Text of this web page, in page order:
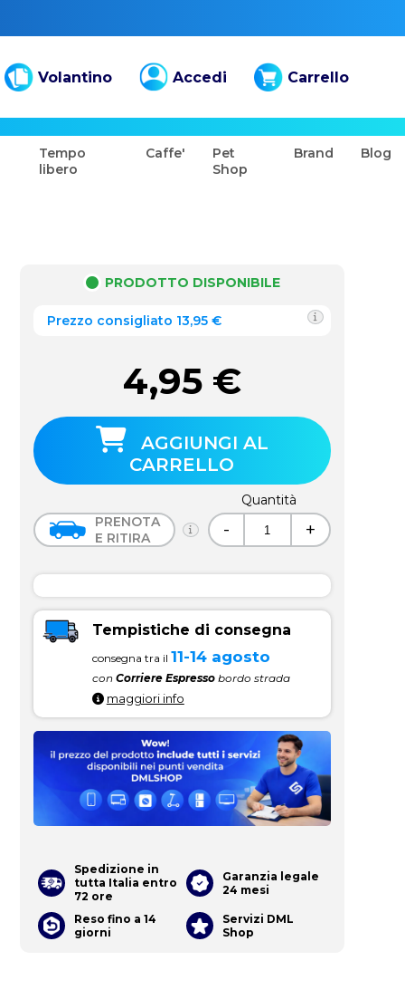
Volantino Accedi Carrello
Tempo
libero
Caffe'
Pet
Shop
Brand Blog
PRODOTTO DISPONIBILE
Prezzo consigliato 13,95 €
4,95 €
AGGIUNGI AL
CARRELLO
PRENOTA
E RITIRA
Quantità
- +
Tempistiche di consegna
consegna tra il 11-14 agosto
con Corriere Espressobordo strada
maggiori info
Spedizione in
tutta Italia entro
72 ore
Garanzia legale
24 mesi
Reso fino a 14
giorni
Servizi DML
Shop